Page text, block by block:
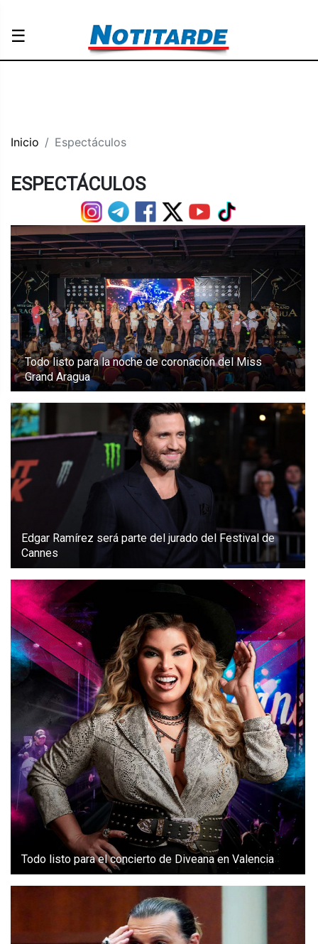
☰
Inicio Espectáculos
ESPECTÁCULOS
Todo listo para la noche de coronación del Miss
Grand Aragua
Edgar Ramírez será parte del jurado del Festival de
Cannes
Todo listo para el concierto de Diveana en Valencia